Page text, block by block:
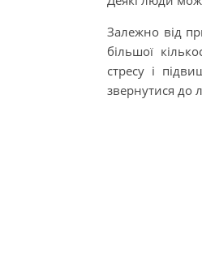
Залежно від
більшої
стресу і
звернутися до